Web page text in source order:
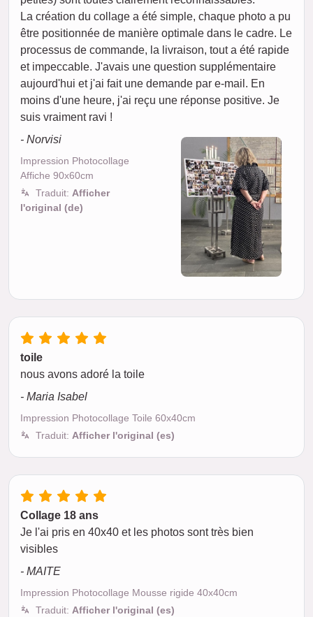
La création du collage a été simple, chaque photo a pu
être positionnée de manière optimale dans le cadre. Le
processus de commande, la livraison, tout a été rapide
et impeccable. J'avais une question supplémentaire
aujourd'hui et j'ai fait une demande par e-mail. En
moins d'une heure, j'ai reçu une réponse positive. Je
suis vraiment ravi !
- Norvisi
Impression Photocollage
Affiche 90x60cm
Traduit: Afficher
l'original (de)
toile
nous avons adoré la toile
- Maria Isabel
Impression Photocollage Toile 60x40cm
Traduit: Afficher l'original (es)
Collage 18 ans
Je l'ai pris en 40x40 et les photos sont très bien
visibles
- MAITE
Impression Photocollage Mousse rigide 40x40cm
Traduit: Afficher l'original (es)